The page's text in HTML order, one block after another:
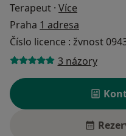
Terapeut · Více
Praha 1 adresa
Číslo licence : žvnost
3 názory